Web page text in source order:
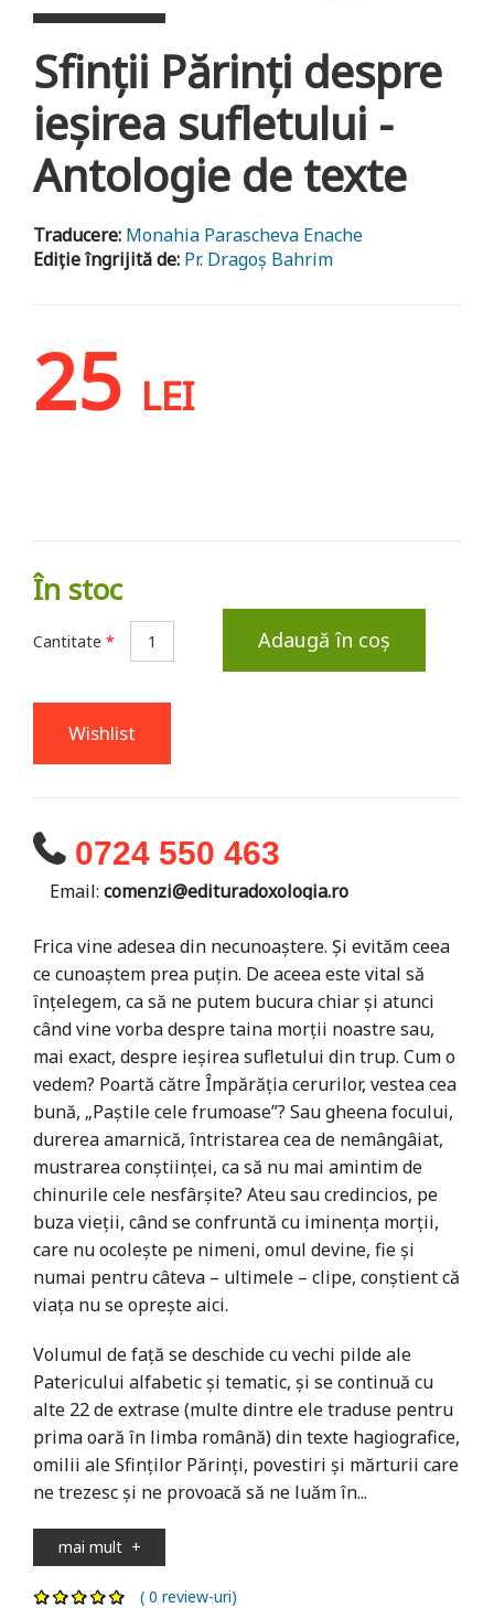
Sfinţii Părinţi despre
ieșirea sufletului -
Antologie de texte
Traducere: Monahia Parascheva Enache
Ediție îngrijită de: Pr. Dragoș Bahrim
25 LEI
În stoc
Cantitate * Adaugă în coș
Wishlist
0724 550 463
Email: comenzi@edituradoxologia.ro
Frica vine adesea din necunoaștere. Și evităm ceea
ce cunoaștem prea puțin. De aceea este vital să
înțelegem, ca să ne putem bucura chiar și atunci
când vine vorba despre taina morții noastre sau,
mai exact, despre ieșirea sufletului din trup. Cum o
vedem? Poartă către Împărăția cerurilor, vestea cea
bună, „Paștile cele frumoase”? Sau gheena focului,
durerea amarnică, întristarea cea de nemângâiat,
mustrarea conștiinței, ca să nu mai amintim de
chinurile cele nesfârșite? Ateu sau credincios, pe
buza vieții, când se confruntă cu iminența morții,
care nu ocolește pe nimeni, omul devine, fie și
numai pentru câteva – ultimele – clipe, conștient că
viața nu se oprește aici.
Volumul de față se deschide cu vechi pilde ale
Patericului alfabetic și tematic, și se continuă cu
alte 22 de extrase (multe dintre ele traduse pentru
prima oară în limba română) din texte hagiografice,
omilii ale Sfinților Părinți, povestiri și mărturii care
ne trezesc și ne provoacă să ne luăm în...
mai mult +
( 0 review-uri)